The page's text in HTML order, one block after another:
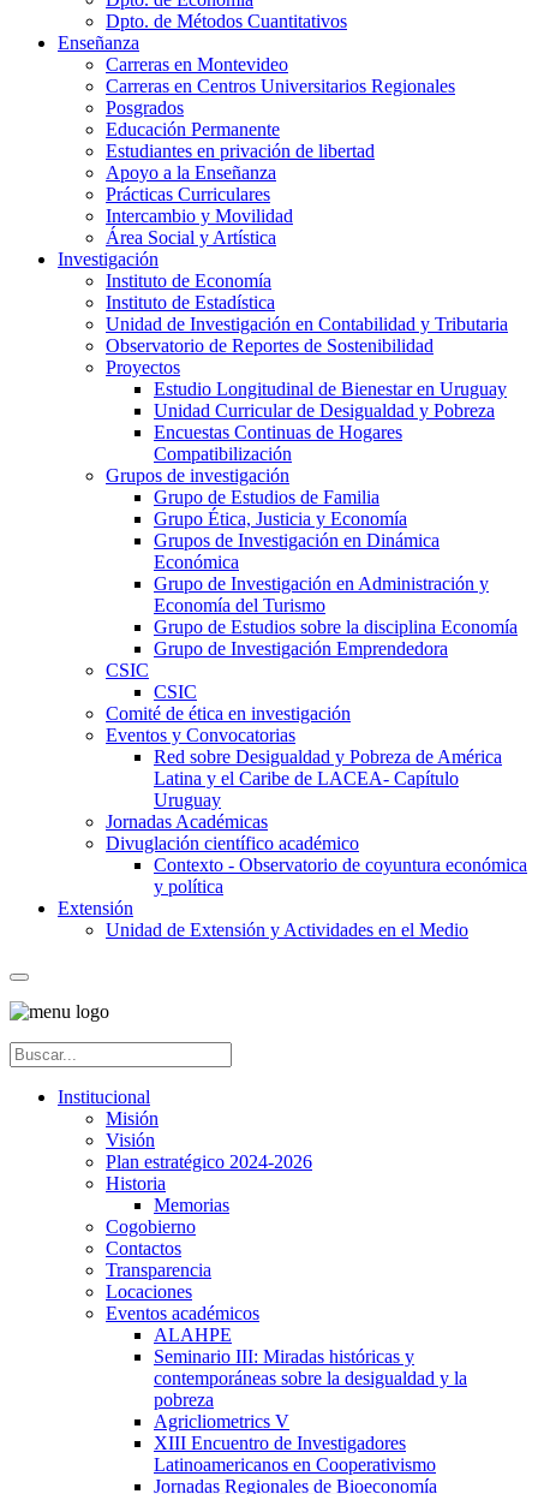
Dpto. de Métodos Cuantitativos
Enseñanza
Carreras en Montevideo
Carreras en Centros Universitarios Regionales
Posgrados
Educación Permanente
Estudiantes en privación de libertad
Apoyo a la Enseñanza
Prácticas Curriculares
Intercambio y Movilidad
Área Social y Artística
Investigación
Instituto de Economía
Instituto de Estadística
Unidad de Investigación en Contabilidad y Tributaria
Observatorio de Reportes de Sostenibilidad
Proyectos
Estudio Longitudinal de Bienestar en Uruguay
Unidad Curricular de Desigualdad y Pobreza
Encuestas Continuas de Hogares
Compatibilización
Grupos de investigación
Grupo de Estudios de Familia
Grupo Ética, Justicia y Economía
Grupos de Investigación en Dinámica
Económica
Grupo de Investigación en Administración y
Economía del Turismo
Grupo de Estudios sobre la disciplina Economía
Grupo de Investigación Emprendedora
CSIC
CSIC
Comité de ética en investigación
Eventos y Convocatorias
Red sobre Desigualdad y Pobreza de América
Latina y el Caribe de LACEA- Capítulo
Uruguay
Jornadas Académicas
Divuglación científico académico
Contexto - Observatorio de coyuntura económica
y política
Extensión
Unidad de Extensión y Actividades en el Medio
Institucional
Misión
Visión
Plan estratégico 2024-2026
Historia
Memorias
Cogobierno
Contactos
Transparencia
Locaciones
Eventos académicos
ALAHPE
Seminario III: Miradas históricas y
contemporáneas sobre la desigualdad y la
pobreza
Agricliometrics V
XIII Encuentro de Investigadores
Latinoamericanos en Cooperativismo
Jornadas Regionales de Bioeconomía